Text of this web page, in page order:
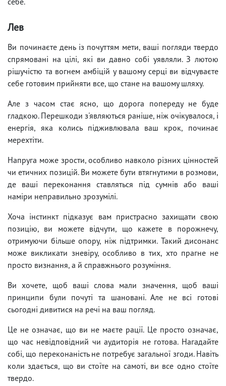
Лев
Ви починаєте день із почуттям мети, ваші погляди твердо
спрямовані на цілі, які ви давно собі уявляли. З лютою
рішучістю та вогнем амбіцій у вашому серці ви відчуваєте
себе готовим прийняти все, що стане на вашому шляху.
Але з часом стає ясно, що дорога попереду не буде
гладкою. Перешкоди з'являються раніше, ніж очікувалося, і
енергія, яка колись підживлювала ваш крок, починає
мерехтіти.
Напруга може зрости, особливо навколо різних цінностей
чи етичних позицій. Ви можете бути втягнутими в розмови,
де ваші переконання ставляться під сумнів або ваші
наміри неправильно зрозумілі.
Хоча інстинкт підказує вам пристрасно захищати свою
позицію, ви можете відчути, що кажете в порожнечу,
отримуючи більше опору, ніж підтримки. Такий дисонанс
може викликати зневіру, особливо в тих, хто прагне не
просто визнання, а й справжнього розуміння.
Ви хочете, щоб ваші слова мали значення, щоб ваші
принципи були почуті та шановані. Але не всі готові
сьогодні дивитися на речі на ваш погляд.
Це не означає, що ви не маєте рації. Це просто означає,
що час невідповідний чи аудиторія не готова. Нагадайте
собі, що переконаність не потребує загальної згоди. Навіть
коли здається, що ви стоїте на самоті, ви все одно стоїте
твердо.